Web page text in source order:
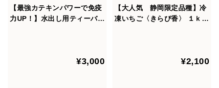
ができます。
生える雑草を刈り、畑に混ぜたり、敷いたりする農法で
【最強カテキンパワーで免疫
力UP！】水出し用ティーバッ
¥3,000
【大人気 静岡限定品種】冷
凍いちご〈きらぴ香〉 １ｋ
¥2,100